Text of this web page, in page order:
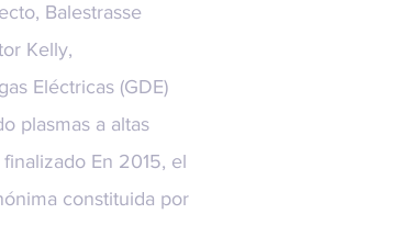
Balestrasse
Kelly,
Eléctricas (GDE)
plasmas a altas
En 2015, el
constituida por